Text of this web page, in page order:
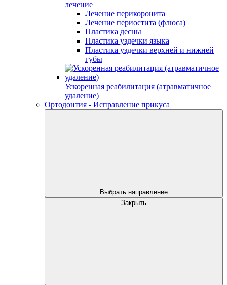
лечение
Лечение перикоронита
Лечение периостита (флюса)
Пластика десны
Пластика уздечки языка
Пластика уздечки верхней и нижней
губы
Ускоренная реабилитация (атравматичное
удаление)
Ортодонтия - Исправление прикуса
Выбрать направление
Закрыть